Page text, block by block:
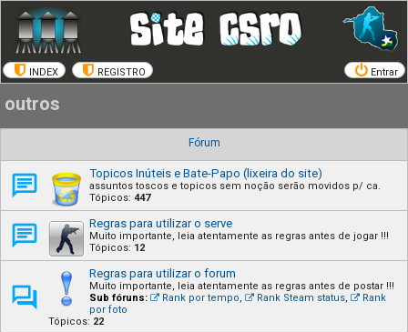
INDEX REGISTRO Entrar
outros
Fórum
Topicos Inúteis e Bate-Papo (lixeira do site)
assuntos toscos e topicos sem noção serão movidos p/ ca.
Tópicos: 447
Regras para utilizar o serve
Muito importante, leia atentamente as regras antes de jogar !!!
Tópicos: 12
Regras para utilizar o forum
Muito importante, leia atentamente as regras antes de postar !!!
Sub fóruns:
Rank por tempo, Rank Steam status,
Rank
por foto
Tópicos: 22